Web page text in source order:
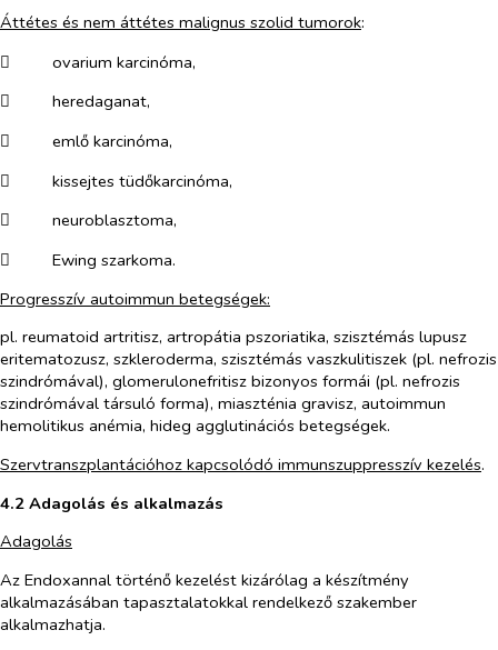
Áttétes és nem áttétes malignus szolid tumorok:
​
ovarium karcinóma,
​
heredaganat,
​
emlő karcinóma,
​
kissejtes tüdőkarcinóma,
​
neuroblasztoma,
​
Ewing szarkoma.
Progresszív autoimmun betegségek:
pl. reumatoid artritisz, artropátia pszoriatika, szisztémás lupusz
eritematozusz, szkleroderma, szisztémás vaszkulitiszek (pl. nefrozis
szindrómával), glomerulonefritisz bizonyos formái (pl. nefrozis
szindrómával társuló forma), miaszténia gravisz, autoimmun
hemolitikus anémia, hideg agglutinációs betegségek.
Szervtranszplantációhoz kapcsolódó immunszuppresszív kezelés.
4.2 Adagolás és alkalmazás
Adagolás
Az Endoxannal történő kezelést kizárólag a készítmény
alkalmazásában tapasztalatokkal rendelkező szakember
alkalmazhatja.